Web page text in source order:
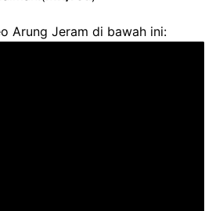
Arung Jeram di bawah ini: